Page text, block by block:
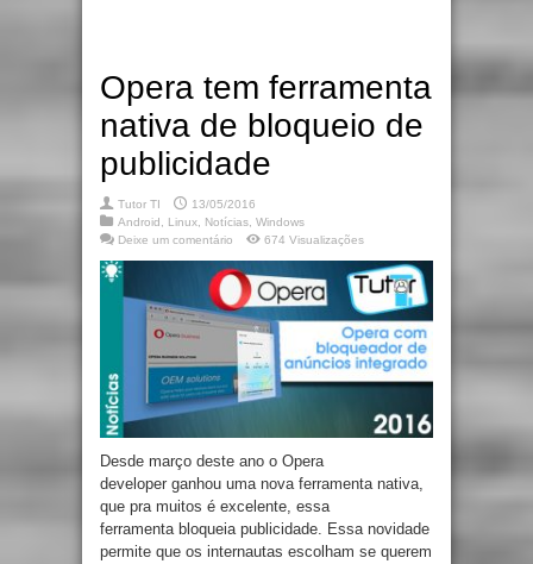
Opera tem ferramenta
nativa de bloqueio de
publicidade
Tutor TI
13/05/2016
Android
Linux Notícias Windows
Deixe um comentário
674 Visualizações
Desde março deste ano o Opera
developer ganhou uma nova ferramenta nativa,
que pra muitos é excelente, essa
ferramenta bloqueia publicidade. Essa novidade
permite que os internautas escolham se querem